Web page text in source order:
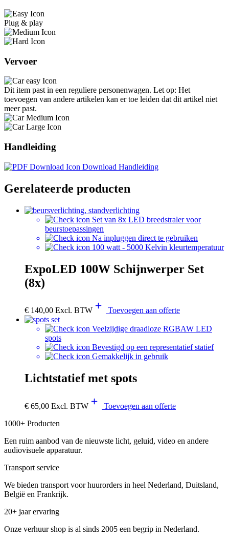
Plug & play
Vervoer
Dit item past in een reguliere personenwagen. Let op: Het
toevoegen van andere artikelen kan er toe leiden dat dit artikel niet
meer past.
Handleiding
Download Handleiding
Gerelateerde producten
Set van 8x LED breedstraler voor
beurstoepassingen
Na inpluggen direct te gebruiken
100 watt - 5000 Kelvin kleurtemperatuur
ExpoLED 100W Schijnwerper Set
(8x)
€ 140,00 Excl. BTW Toevoegen aan offerte
Veelzijdige draadloze RGBAW LED
spots
Bevestigd op een representatief statief
Gemakkelijk in gebruik
Lichtstatief met spots
€ 65,00 Excl. BTW
Toevoegen aan offerte
1000+ Producten
Een ruim aanbod van de nieuwste licht, geluid, video en andere
audiovisuele apparatuur.
Transport service
We bieden transport voor huurorders in heel Nederland, Duitsland,
België en Frankrijk.
20+ jaar ervaring
Onze verhuur shop is al sinds 2005 een begrip in Nederland.